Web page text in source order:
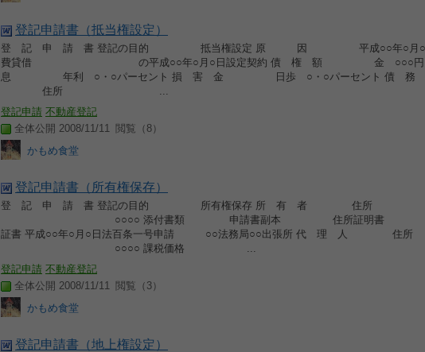
登記申請書（抵当権設定）
登 記 申 請 書 登記の目的 抵当権設定 原 因 平成○○年○月○日
費貸借 の平成○○年○月○日設定契約 債 権 額 金 ○○○
息 年利 ○・○パーセント 損 害 金 日歩 ○・○パーセント 債 務
住所 ...
登記申請 不動産登記
全体公開 2008/11/11 閲覧（8）
かもめ食堂
登記申請書（所有権保存）
登 記 申 請 書 登記の目的 所有権保存 所 有 者 住所
○○○○ 添付書類 申請書副本 住所証明書 代
証書 平成○○年○月○日法百条一号申請 ○○法務局○○出張所 代 理 人 住所
○○○○ 課税価格 ...
登記申請 不動産登記
全体公開 2008/11/11 閲覧（3）
かもめ食堂
登記申請書（地上権設定）